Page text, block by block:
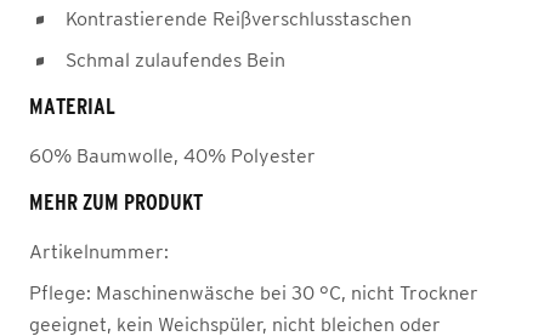
Kontrastierende Reißverschlusstaschen
Schmal zulaufendes Bein
MATERIAL
60% Baumwolle, 40% Polyester
MEHR ZUM PRODUKT
Artikelnummer:
Pflege: Maschinenwäsche bei 30 °C, nicht Trockner
geeignet, kein Weichspüler, nicht bleichen oder